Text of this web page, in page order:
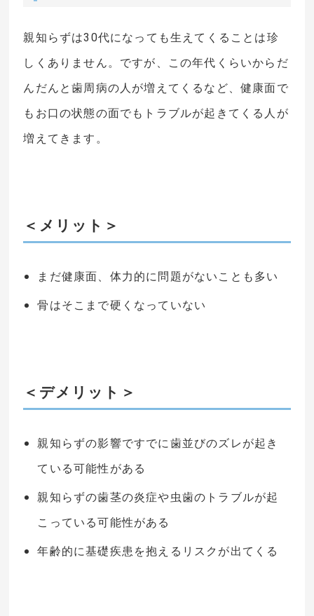
親知らずは30代になっても生えてくることは珍
しくありません。ですが、この年代くらいからだ
んだんと歯周病の人が増えてくるなど、健康面で
もお口の状態の面でもトラブルが起きてくる人が
増えてきます。
＜メリット＞
まだ健康面、体力的に問題がないことも多い
骨はそこまで硬くなっていない
＜デメリット＞
親知らずの影響ですでに歯並びのズレが起き
ている可能性がある
親知らずの歯茎の炎症や虫歯のトラブルが起
こっている可能性がある
年齢的に基礎疾患を抱えるリスクが出てくる